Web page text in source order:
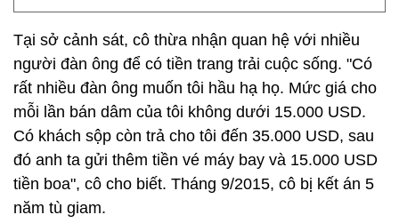
Tại sở cảnh sát, cô thừa nhận quan hệ với nhiều
người đàn ông để có tiền trang trải cuộc sống. "Có
rất nhiều đàn ông muốn tôi hầu hạ họ. Mức giá cho
mỗi lần bán dâm của tôi không dưới 15.000 USD.
Có khách sộp còn trả cho tôi đến 35.000 USD, sau
đó anh ta gửi thêm tiền vé máy bay và 15.000 USD
tiền boa", cô cho biết. Tháng 9/2015, cô bị kết án 5
năm tù giam.